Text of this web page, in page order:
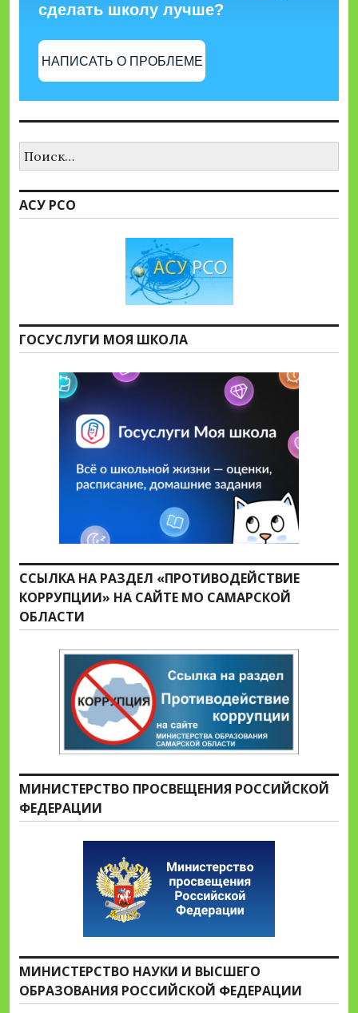
сделать школу лучше?
НАПИСАТЬ О ПРОБЛЕМЕ
АСУ РСО
ГОСУСЛУГИ МОЯ ШКОЛА
ССЫЛКА НА РАЗДЕЛ «ПРОТИВОДЕЙСТВИЕ
КОРРУПЦИИ» НА САЙТЕ МО САМАРСКОЙ
ОБЛАСТИ
МИНИСТЕРСТВО ПРОСВЕЩЕНИЯ РОССИЙСКОЙ
ФЕДЕРАЦИИ
МИНИСТЕРСТВО НАУКИ И ВЫСШЕГО
ОБРАЗОВАНИЯ РОССИЙСКОЙ ФЕДЕРАЦИИ